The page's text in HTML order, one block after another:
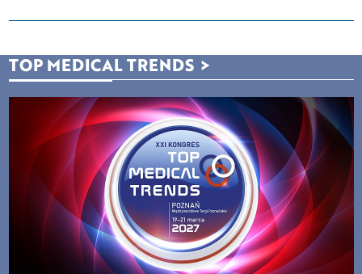
TOP MEDICAL TRENDS >